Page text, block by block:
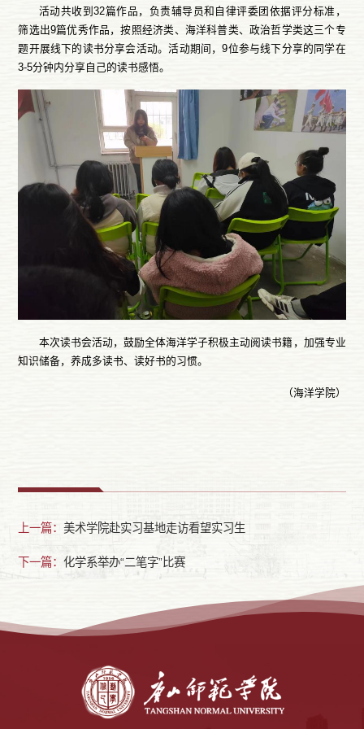
活动共收到32篇作品，负责辅导员和自律评委团依据评分标准，
筛选出9篇优秀作品，按照经济类、海洋科普类、政治哲学类这三个专
题开展线下的读书分享会活动。活动期间，9位参与线下分享的同学在
3-5分钟内分享自己的读书感悟。
本次读书会活动，鼓励全体海洋学子积极主动阅读书籍，加强专业
知识储备，养成多读书、读好书的习惯。
（海洋学院）
上一篇：美术学院赴实习基地走访看望实习生
下一篇：化学系举办“二笔字”比赛